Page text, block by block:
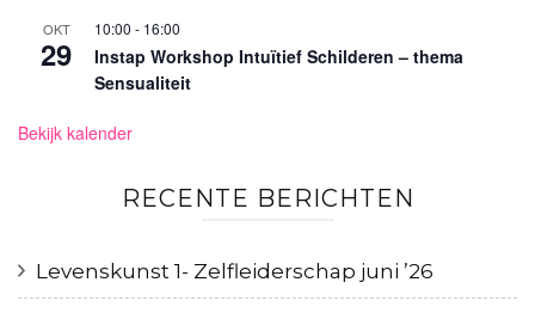
OKT
29
10:00 - 16:00
Instap Workshop Intuïtief Schilderen – thema
Sensualiteit
Bekijk kalender
RECENTE BERICHTEN
Levenskunst 1- Zelfleiderschap juni ’26